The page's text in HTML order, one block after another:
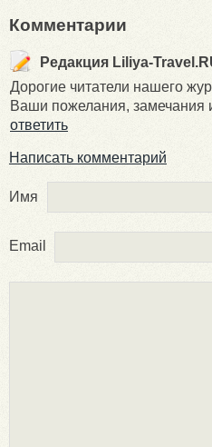
Комментарии
Редакция Liliya-
Дорогие читатели нашего
Ваши пожелания, замечания
ответить
Написать комментарий
Имя
Email